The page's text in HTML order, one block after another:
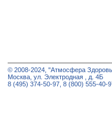
© 2008-2024, "Атмосфера
Москва, ул. Электродная , д. 4Б
8 (495) 374-50-97, 8 (800) 555-40-